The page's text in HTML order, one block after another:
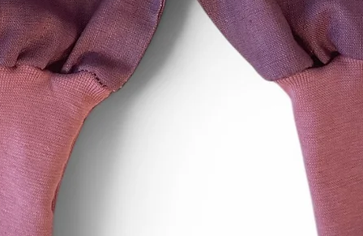
ist oder die
Bedürfnisse des